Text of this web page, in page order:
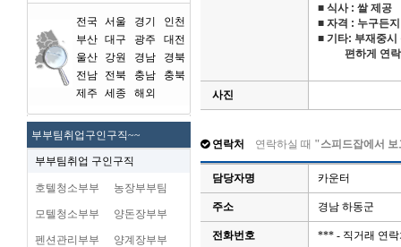
전국 서울 경기
인천
부산 대구 광주
대전
울산
강원 경남
경북
전남
전북 충남
충북
제주
세종 해외
부부팀취업구인구직~~
부부팀취업 구인구직
호텔청소부부 농장부부팀
모텔청소부부 양돈장부부
펜션관리부부 양계장부부
■ 식사: 쌀 제공
■ 자격 : 누구든
■ 기타: 부재중시
편하게 연
사진
연락처 연락하실 때 "스피드잡에서
담당자명 카운터
주소 경남 하동군
전화번호 *** - 직거래 연